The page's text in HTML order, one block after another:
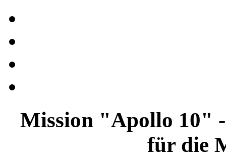
Mission "Apollo 10"
für die